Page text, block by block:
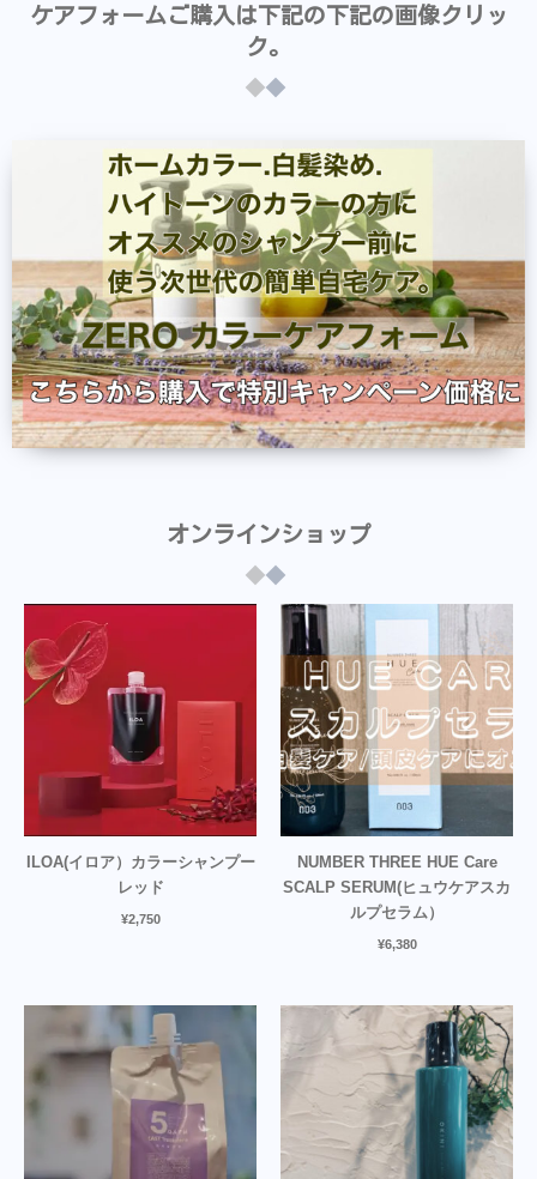
ケアフォームご購入は下記の下記の画像クリッ
ク。
オンラインショップ
ILOA(イロア）カラーシャンプー
レッド
¥2,750
NUMBER THREE HUE Care
SCALP SERUM(ヒュウケアスカ
ルプセラム）
¥6,380